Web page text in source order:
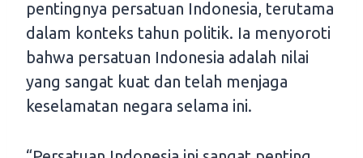
pentingnya persatuan Indonesia, terutama
dalam konteks tahun politik. Ia menyoroti
bahwa persatuan Indonesia adalah nilai
yang sangat kuat dan telah menjaga
keselamatan negara selama ini.